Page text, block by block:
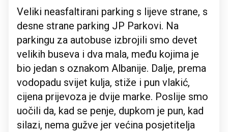
Veliki neasfaltirani parking s lijeve strane, s
desne strane parking JP Parkovi. Na
parkingu za autobuse izbrojili smo devet
velikih buseva i dva mala, među kojima je
bio jedan s oznakom Albanije. Dalje, prema
vodopadu svijet kulja, stiže i pun vlakić,
cijena prijevoza je dvije marke. Poslije smo
uočili da, kad se penje, dupkom je pun, kad
silazi, nema gužve jer većina posjetitelja